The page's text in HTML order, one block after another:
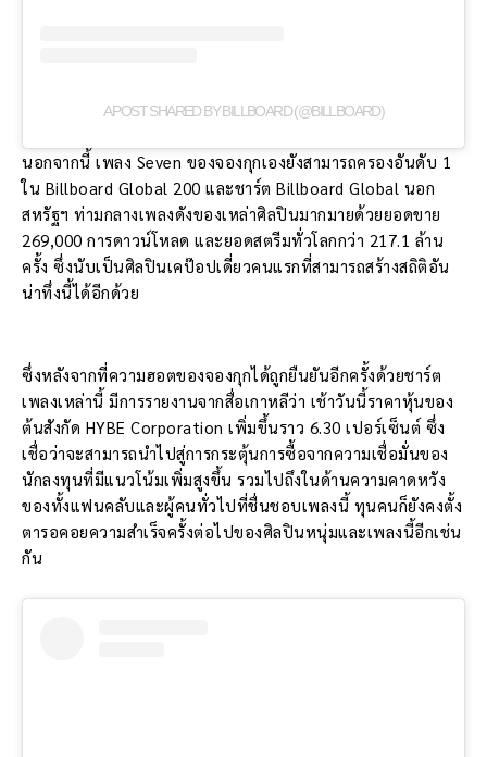
A POST SHARED BY BILLBOARD (@BILLBOARD)
นอกจากนี้ เพลง Seven ของจองกุกเองยังสามารถครองอันดับ 1
ใน Billboard Global 200 และชาร์ต Billboard Global นอก
สหรัฐฯ ท่ามกลางเพลงดังของเหล่าศิลปินมากมายด้วยยอดขาย
269,000 การดาวน์โหลด และยอดสตรีมทั่วโลกกว่า 217.1 ล้าน
ครั้ง ซึ่งนับเป็นศิลปินเคป๊อปเดี่ยวคนแรกที่สามารถสร้างสถิติอัน
น่าทึ่งนี้ได้อีกด้วย
ซึ่งหลังจากที่ความฮอตของจองกุกได้ถูกยืนยันอีกครั้งด้วยชาร์ต
เพลงเหล่านี้ มีการรายงานจากสื่อเกาหลีว่า เช้าวันนี้ราคาหุ้นของ
ต้นสังกัด HYBE Corporation เพิ่มขึ้นราว 6.30 เปอร์เซ็นต์ ซึ่ง
เชื่อว่าจะสามารถนำไปสู่การกระตุ้นการซื้อจากความเชื่อมั่นของ
นักลงทุนที่มีแนวโน้มเพิ่มสูงขึ้น รวมไปถึงในด้านความคาดหวัง
ของทั้งแฟนคลับและผู้คนทั่วไปที่ชื่นชอบเพลงนี้ ทุนคนก็ยังคงตั้ง
ตารอคอยความสำเร็จครั้งต่อไปของศิลปินหนุ่มและเพลงนี้อีกเช่น
กัน